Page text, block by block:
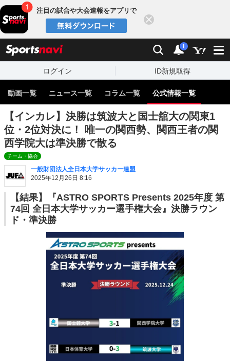
注目の試合や大会速報をアプリで
検索 通知
i
ログイン ID新規取得
動画一覧 ニュース一覧 コラム一覧 公式情報一覧
【インカレ】決勝は筑波大と国士舘大の関東1
位・2位対決に！ 唯一の関西勢、関西王者の関
西学院大は準決勝で散る
チーム・協会
一般財団法人全日本大学サッカー連盟
2025年12月26日 8:16
【結果】『ASTRO SPORTS Presents 2025年度 第
74回 全日本大学サッカー選手権大会』決勝ラウン
ド・準決勝